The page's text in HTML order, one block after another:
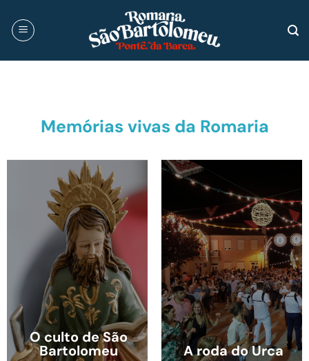
content
Memórias vivas da Romaria
O culto de São
Bartolomeu A roda do Urca